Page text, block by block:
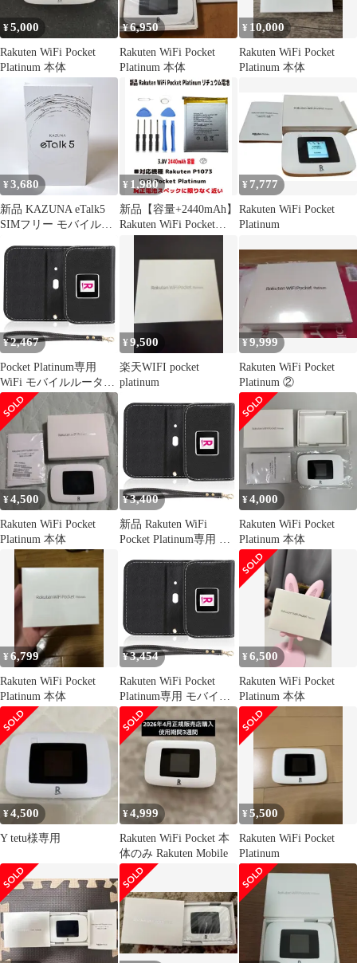
¥5,000
Rakuten WiFi Pocket
Platinum 本体
¥6,950
Rakuten WiFi Pocket
Platinum 本体
¥ 10,000
Rakuten WiFi Pocket
Platinum 本体
¥3,680
新品 KAZUNA eTalk5
SIMフリー モバイル
トWi-Fi 4G LTE テザリ
ング 最大6台 同時接続
マットブラック ドコモ
ソフバン au 格安SIM対
応 3.5インチ 高容量バ
ッテリー
4580576520042
¥ 1,980
新品【容量+2440mAh】
Rakuten WiFi Pocket
（容量）3.8V 2440mAh
PSE認証 インストール
パック
¥ 7,777
Rakuten WiFi Pocket
Platinum
¥2,467
Pocket Platinum専用
WiFi モバイルルーター
ケース カバー あり フ
リップタイプ Rakuten
マグネット式 全面保護
耐衝撃 放熱性 (Black)
¥9,500
楽天WIFI pocket
platinum
¥9,999
Rakuten WiFi Pocket
Platinum ②
¥4,500
Rakuten WiFi Pocket
Platinum 本体
¥3,400
新品 Rakuten WiFi
Pocket Platinum専用 モ
カバー あり フリップタ
イプ マグネット式 全面
保護 耐衝撃 放熱性
(Black)
¥4,000
Rakuten WiFi Pocket
Platinum 本体
¥6,799
Rakuten WiFi Pocket
Platinum 本体
¥3,454
Rakuten WiFi Pocket
Platinum専用 モバイル
ルーター ケース カバー
あり フリップタイプ マ
グネット式 全面保護 耐
衝撃 放熱性 (Black)
¥6,500
Rakuten WiFi Pocket
Platinum 本体
¥4,500
Y tetu様専用
¥4,999
Rakuten WiFi Pocket 本
体のみ Rakuten Mobile
¥5,500
Rakuten WiFi Pocket
Platinum